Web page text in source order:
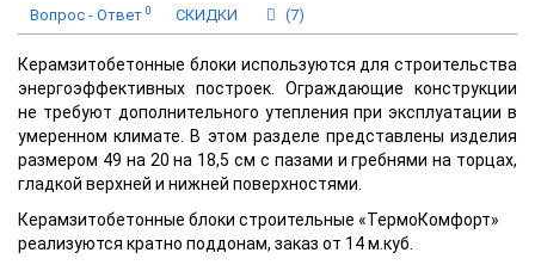
Вопрос - Ответ 0 СКИДКИ (7)
Керамзитобетонные блоки используются для строительства
энергоэффективных построек. Ограждающие конструкции
не требуют дополнительного утепления при эксплуатации в
умеренном климате. В этом разделе представлены изделия
размером 49 на 20 на 18,5 см с пазами и гребнями на торцах,
гладкой верхней и нижней поверхностями.
Керамзитобетонные блоки строительные «ТермоКомфорт»
реализуются кратно поддонам, заказ от 14 м.куб.